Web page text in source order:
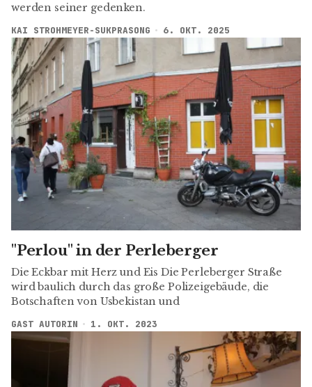
werden seiner gedenken.
KAI STROHMEYER-SUKPRASONG 6. OKT. 2025
"Perlou" in der Perleberger
Die Eckbar mit Herz und Eis Die Perleberger Straße
wird baulich durch das große Polizeigebäude, die
Botschaften von Usbekistan und
GAST AUTORIN 1. OKT. 2023